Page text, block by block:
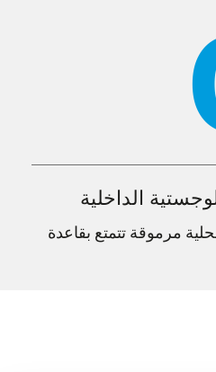
الداخلية
تتمتع بقاعدة